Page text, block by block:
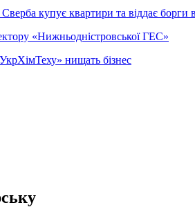
купує квартири та віддає борги
«Нижньодністровської ГЕС»
нищать бізнес